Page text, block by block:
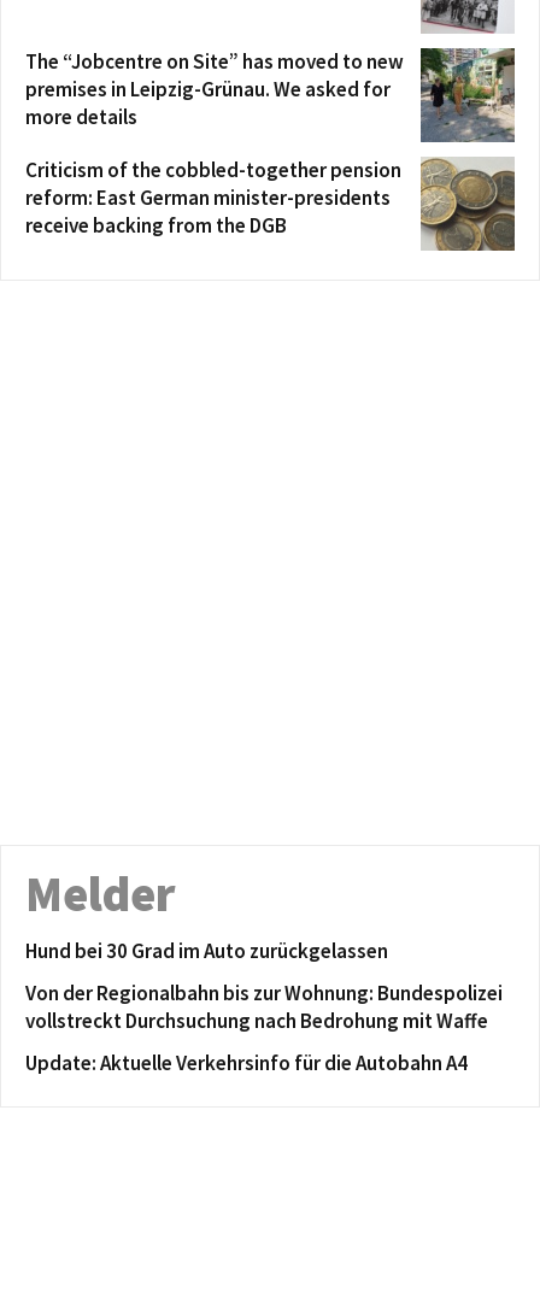
The “Jobcentre on Site” has moved to new
premises in Leipzig-Grünau. We asked for
more details
Criticism of the cobbled-together pension
reform: East German minister-presidents
receive backing from the DGB
Melder
Hund bei 30 Grad im Auto zurückgelassen
Von der Regionalbahn bis zur Wohnung: Bundespolizei
vollstreckt Durchsuchung nach Bedrohung mit Waffe
Update: Aktuelle Verkehrsinfo für die Autobahn A4